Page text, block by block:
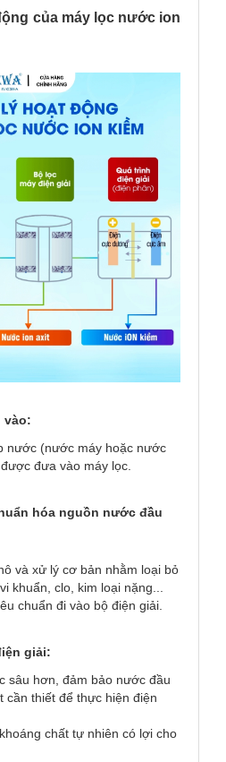
của máy lọc nước ion
vào:
nước (nước máy hoặc nước
đưa vào máy lọc.
hóa nguồn nước đầu
và xử lý cơ bản nhằm loại bỏ
khuẩn, clo, kim loại nặng...
chuẩn đi vào bộ điện giải.
giải:
sâu hơn, đảm bảo nước đầu
cần thiết để thực hiện điện
chất tự nhiên có lợi cho